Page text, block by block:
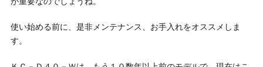
使い始める前に、是非メンテナンス、お手入れをオススメしま
す。